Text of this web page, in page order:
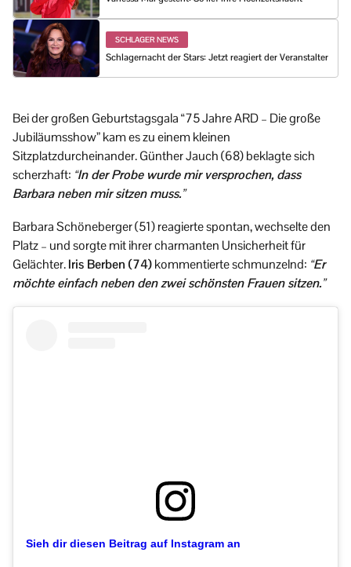
SCHLAGER NEWS
Schlagernacht der Stars: Jetzt reagiert der Veranstalter
Bei der großen Geburtstagsgala “75 Jahre ARD – Die große
Jubiläumsshow” kam es zu einem kleinen
Sitzplatzdurcheinander. Günther Jauch (68) beklagte sich
scherzhaft: “In der Probe wurde mir versprochen, dass
Barbara neben mir sitzen muss.”
Barbara Schöneberger (51) reagierte spontan, wechselte den
Platz – und sorgte mit ihrer charmanten Unsicherheit für
Gelächter.Iris Berben (74)kommentierte schmunzelnd: “Er
möchte einfach neben den zwei schönsten Frauen sitzen.”
Sieh dir diesen Beitrag auf Instagram an